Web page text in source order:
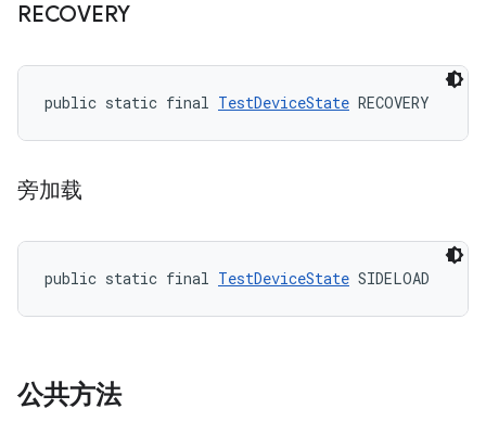
RECOVERY
public static final TestDeviceState RECOVERY
旁加载
public static final TestDeviceState SIDELOAD
公共方法